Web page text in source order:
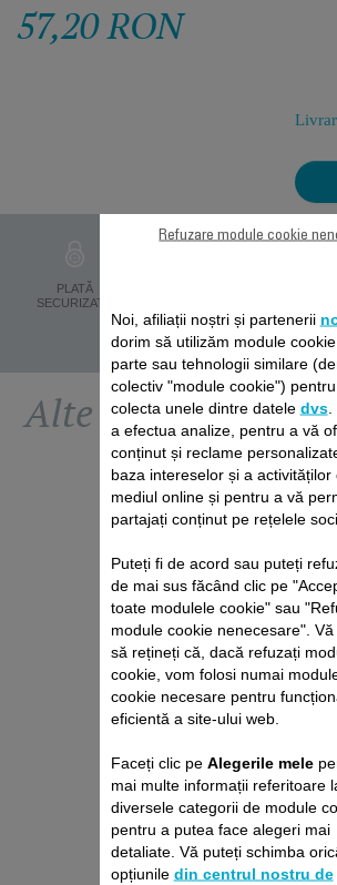
57,20 RON
PLATĂ
SECURIZATĂ
Alte accesorii
PACHET DE
ROWENTA
Fără deviz, fără surprize
Prelungire cu 6 luni a
429,00 RON
Noi, afiliații noștri și partenerii
dorim să utilizăm module
parte sau tehnologii similare
colectiv "module cookie")
colecta unele dintre datele dvs.
a efectua analize, pentru a vă
conținut și reclame
baza intereselor și a activităților
mediul online și pentru a vă
partajați conținut pe rețelele
Puteți fi de acord sau puteți
de mai sus făcând clic pe
toate modulele cookie" sau
module cookie nenecesare".
să rețineți că, dacă refuzați
cookie, vom folosi numai
cookie necesare pentru
eficientă a site-ului web.
Faceți clic pe Alegerile mele
mai multe informații referitoare
diversele categorii de module
pentru a putea face alegeri mai
detaliate. Vă puteți schimba
opțiunile din centrul nostru de
Refuzare module cookie